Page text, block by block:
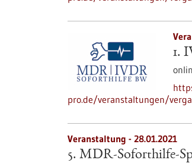
1.
pro.de/veranstaltungen/
Veranstaltung - 28.01.2021
5. MDR-Soforthilfe-